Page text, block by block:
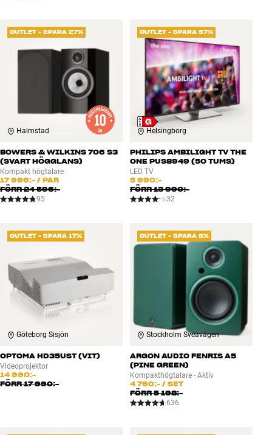
OUTLET - SPARA 27%
Halmstad
BOWERS & WILKINS 706 S3
(SVART HÖGGLANS)
Kompakt högtalare
17 996:- / PAR
FÖRR24 596:-
95
OUTLET - SPARA 57%
Helsingborg
PHILIPS AMBILIGHT TV THE
ONE PUS8949 (50 TUMS)
LED TV
5 990:-
FÖRR13 990:-
32
OUTLET - SPARA 17%
Göteborg Sisjön
OPTOMA HD35UST (VIT)
Videoprojektor
14 990:-
FÖRR17 990:-
OUTLET - SPARA 8%
Stockholm Sveavägen
ARGON AUDIO FENRIS A5
(PINE GREEN)
Kompakthögtalare - Aktiv
4 790:- / SET
FÖRR5 198:-
636